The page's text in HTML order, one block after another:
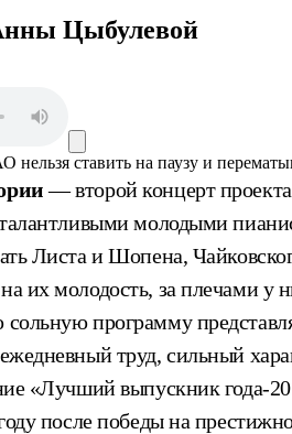
Цыбулевой
нельзя ставить на паузу и
— второй концерт
талантливыми молодыми
Листа и Шопена,
их молодость, за плечами у
программу
труд, сильный
«Лучший выпускник года-
после победы на